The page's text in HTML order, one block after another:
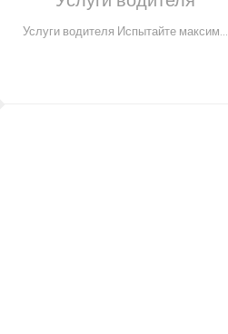
Услуги водителя Испытайте максим...